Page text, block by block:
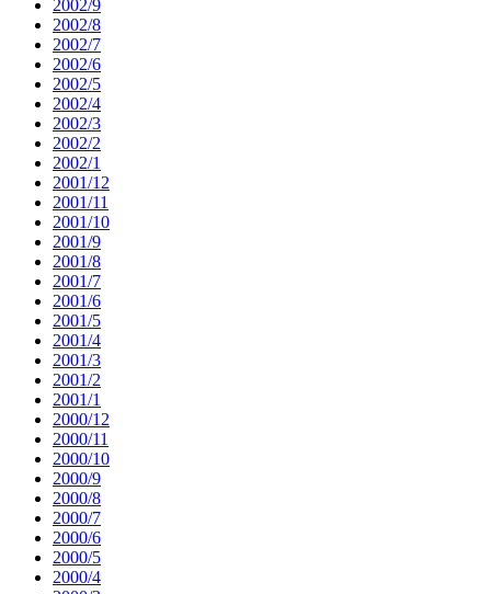
2002/9
2002/8
2002/7
2002/6
2002/5
2002/4
2002/3
2002/2
2002/1
2001/12
2001/11
2001/10
2001/9
2001/8
2001/7
2001/6
2001/5
2001/4
2001/3
2001/2
2001/1
2000/12
2000/11
2000/10
2000/9
2000/8
2000/7
2000/6
2000/5
2000/4